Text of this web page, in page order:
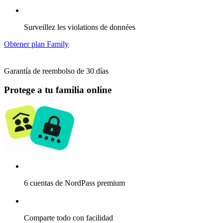
Surveillez les violations de données
Obtener plan Family
Garantía de reembolso de 30 días
Protege a tu familia online
6 cuentas de NordPass premium
Comparte todo con facilidad